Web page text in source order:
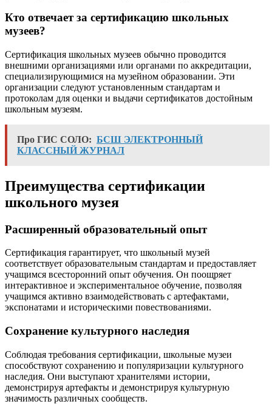
Кто отвечает за сертификацию школьных
музеев?
Сертификация школьных музеев обычно проводится
внешними организациями или органами по аккредитации,
специализирующимися на музейном образовании. Эти
организации следуют установленным стандартам и
протоколам для оценки и выдачи сертификатов достойным
школьным музеям.
Про ГИС СОЛО: БСШ ЭЛЕКТРОННЫЙ
КЛАССНЫЙ ЖУРНАЛ
Преимущества сертификации
школьного музея
Расширенный образовательный опыт
Сертификация гарантирует, что школьный музей
соответствует образовательным стандартам и предоставляет
учащимся всесторонний опыт обучения. Он поощряет
интерактивное и экспериментальное обучение, позволяя
учащимся активно взаимодействовать с артефактами,
экспонатами и историческими повествованиями.
Сохранение культурного наследия
Соблюдая требования сертификации, школьные музеи
способствуют сохранению и популяризации культурного
наследия. Они выступают хранителями истории,
демонстрируя артефакты и демонстрируя культурную
значимость различных сообществ.